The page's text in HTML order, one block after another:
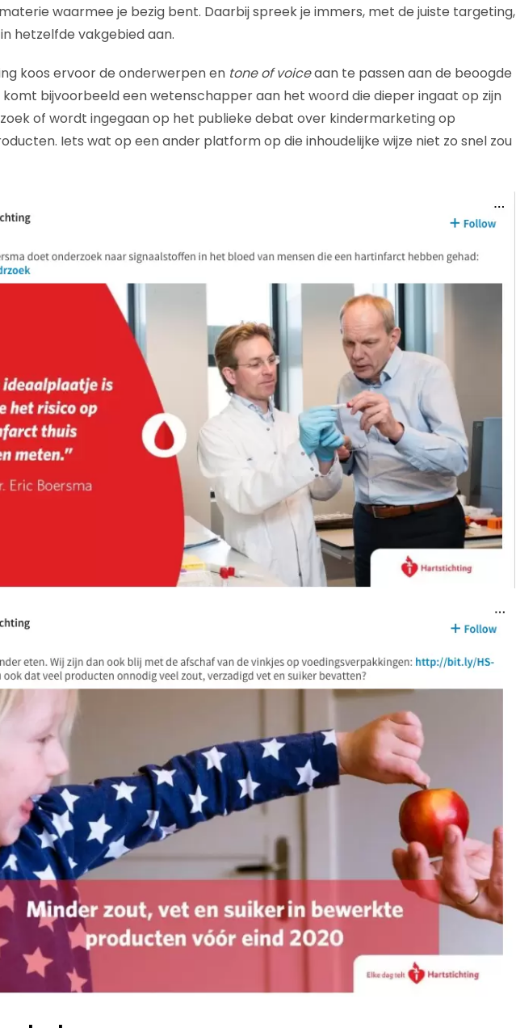
waarmee je bezig bent. Daarbij spreek je immers, met de juiste targeting,
hetzelfde vakgebied aan.
koos ervoor de onderwerpen en tone of voiceaan te passen aan de beoogde
komt bijvoorbeeld een wetenschapper aan het woord die dieper ingaat op zijn
of wordt ingegaan op het publieke debat over kindermarketing op
Iets wat op een ander platform op die inhoudelijke wijze niet zo snel zou